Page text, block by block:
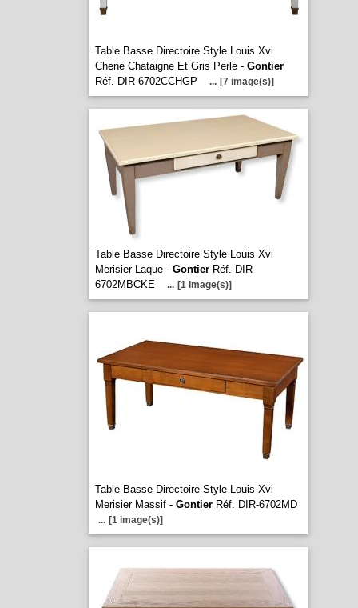
Table Basse Directoire Style Louis Xvi
Chene Chataigne Et Gris Perle - Gontier
Réf. DIR-6702CCHGP
... [7 image(s)]
Table Basse Directoire Style Louis Xvi
Merisier Laque - GontierRéf. DIR-
6702MBCKE
... [1 image(s)]
Table Basse Directoire Style Louis Xvi
Merisier Massif - GontierRéf. DIR-6702MD
... [1 image(s)]